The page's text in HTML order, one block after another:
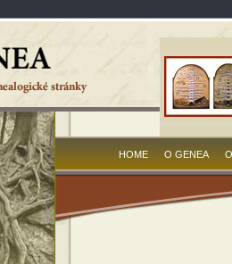
HOME O GENEA